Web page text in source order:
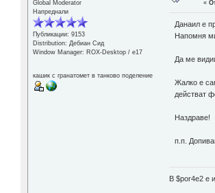
Global Moderator
Напреднали
Публикации: 9153
Distribution: Дебиан Сид
Window Manager: ROX-Desktop / е17
кашик с гранатомет в танково поделение
«
Данаил е
Напомня
Да ме
Жалко е
действат
Наздраве!
п.п.
В $por4e2 e